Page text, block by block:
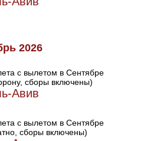
2026
с вылетом в Сентябре
сборы включены)
Авив
с вылетом в Сентябре
сборы включены)